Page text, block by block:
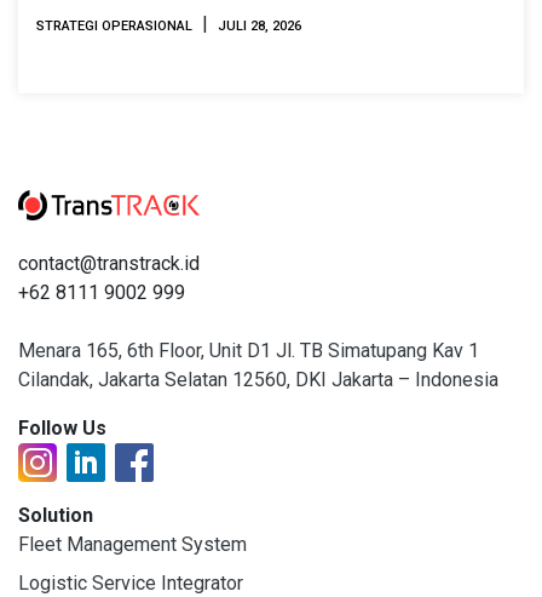
STRATEGI OPERASIONAL | JULI 28, 2026
contact@transtrack.id
+62 8111 9002 999
Menara 165, 6th Floor, Unit D1 Jl. TB Simatupang Kav 1
Cilandak, Jakarta Selatan 12560, DKI Jakarta – Indonesia
Follow Us
Solution
Fleet Management System
Logistic Service Integrator